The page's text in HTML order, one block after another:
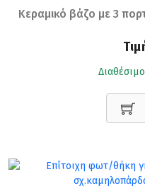
Κεραμικό βάζο με 3